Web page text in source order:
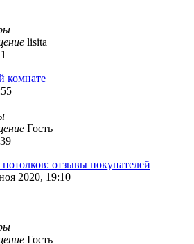
lisita
комнате
Гость
отзывы покупателей
2020, 19:10
Гость